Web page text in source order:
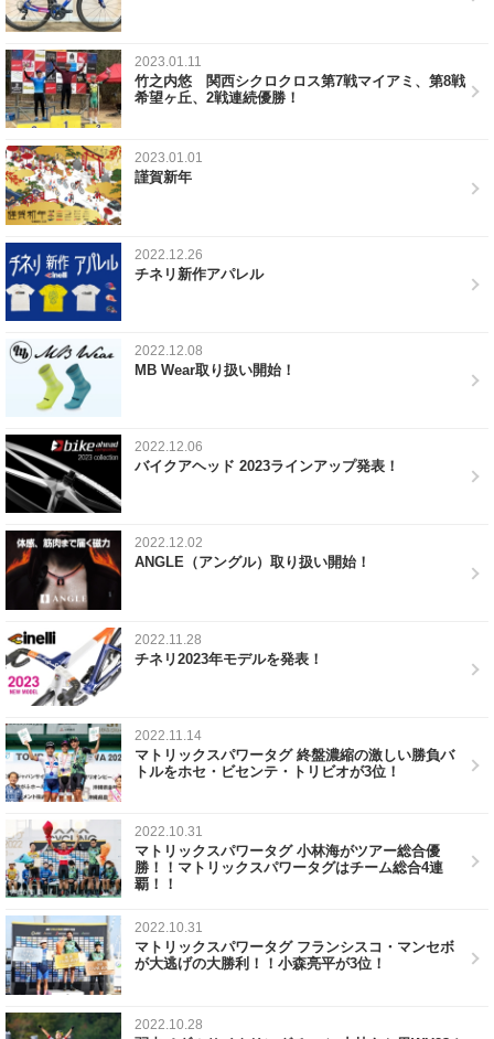
2023.01.11
竹之内悠 関西シクロクロス第7戦マイアミ、第8戦
希望ヶ丘、2戦連続優勝！
2023.01.01
謹賀新年
2022.12.26
チネリ新作アパレル
2022.12.08
MB Wear取り扱い開始！
2022.12.06
バイクアヘッド 2023ラインアップ発表！
2022.12.02
ANGLE（アングル）取り扱い開始！
2022.11.28
チネリ2023年モデルを発表！
2022.11.14
マトリックスパワータグ 終盤濃縮の激しい勝負バ
トルをホセ・ビセンテ・トリビオが3位！
2022.10.31
マトリックスパワータグ 小林海がツアー総合優
勝！！マトリックスパワータグはチーム総合4連
覇！！
2022.10.31
マトリックスパワータグ フランシスコ・マンセボ
が大逃げの大勝利！！小森亮平が3位！
2022.10.28